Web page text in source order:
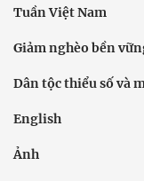
Tuần Việt Nam
Giảm nghèo bền
Dân tộc thiểu số và
English
Ảnh